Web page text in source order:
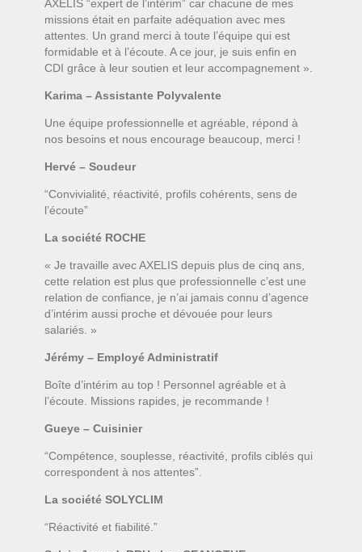
AXELIS “expert de l’intérim” car chacune de mes
missions était en parfaite adéquation avec mes
attentes. Un grand merci à toute l’équipe qui est
formidable et à l’écoute. A ce jour, je suis enfin en
CDI grâce à leur soutien et leur accompagnement ».
Karima – Assistante Polyvalente
Une équipe professionnelle et agréable, répond à
nos besoins et nous encourage beaucoup, merci !
Hervé – Soudeur
“Convivialité, réactivité, profils cohérents, sens de
l’écoute”
La société ROCHE
« Je travaille avec AXELIS depuis plus de cinq ans,
cette relation est plus que professionnelle c’est une
relation de confiance, je n’ai jamais connu d’agence
d’intérim aussi proche et dévouée pour leurs
salariés. »
Jérémy – Employé Administratif
Boîte d’intérim au top ! Personnel agréable et à
l’écoute. Missions rapides, je recommande !
Gueye – Cuisinier
“Compétence, souplesse, réactivité, profils ciblés qui
correspondent à nos attentes”.
La société SOLYCLIM
“Réactivité et fiabilité.”